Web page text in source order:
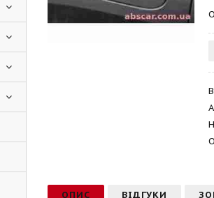
ОПИС ВІДГУКИ